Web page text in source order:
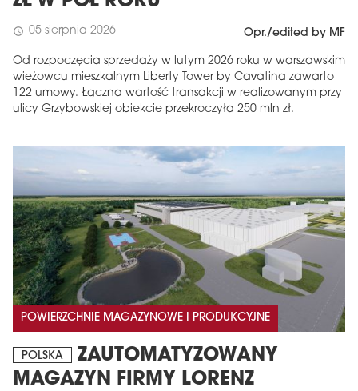
schedule 05 sierpnia 2026 Opr./edited by MF
Od rozpoczęcia sprzedaży w lutym 2026 roku w warszawskim
wieżowcu mieszkalnym Liberty Tower by Cavatina zawarto
122 umowy. Łączna wartość transakcji w realizowanym przy
ulicy Grzybowskiej obiekcie przekroczyła 250 mln zł.
POWIERZCHNIE MAGAZYNOWE I PRODUKCYJNE
POLSKA
ZAUTOMATYZOWANY
MAGAZYN FIRMY LORENZ